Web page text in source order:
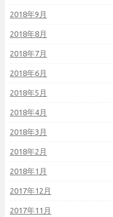
2018年9月
2018年8月
2018年7月
2018年6月
2018年5月
2018年4月
2018年3月
2018年2月
2018年1月
2017年12月
2017年11月